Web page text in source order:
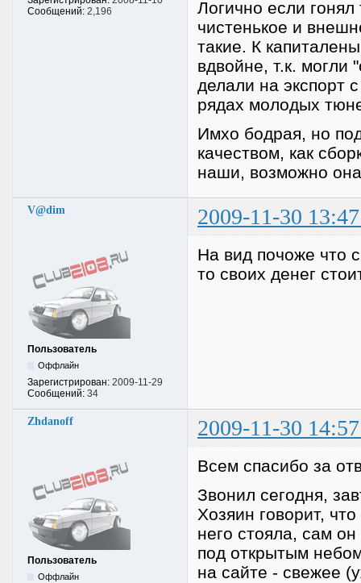
Сообщений: 2,196
Логично если
чистенькое и
такие. К
вдвойне, т.к. могли
делали на экспорт
рядах молодых
Имхо бодрая, но
качеством, как
наши, возможно
V@dim 2009-11-30
Пользователь
Оффлайн
Зарегистрирован: 2009-11-29
Сообщений: 34
На вид почоже что
то своих денег
Zhdanoff 2009-11-30
Пользователь
Оффлайн
Всем спасибо за
Звонил сегодня,
Хозяин говорит,
него стояла, сам
под открытым
на сайте - свежее